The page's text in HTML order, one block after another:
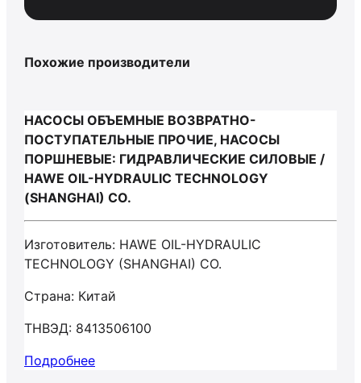
Похожие производители
НАСОСЫ ОБЪЕМНЫЕ ВОЗВРАТНО-
ПОСТУПАТЕЛЬНЫЕ ПРОЧИЕ, НАСОСЫ
ПОРШНЕВЫЕ: ГИДРАВЛИЧЕСКИЕ СИЛОВЫЕ /
HAWE OIL-HYDRAULIC TECHNOLOGY
(SHANGHAI) CO.
Изготовитель: HAWE OIL-HYDRAULIC
TECHNOLOGY (SHANGHAI) CO.
Страна: Китай
ТНВЭД: 8413506100
Подробнее